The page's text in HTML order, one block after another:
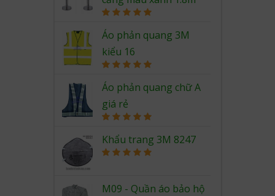
out of 5
Áo phản quang 3M
kiểu 16
out of 5
Áo phản quang chữ A
giá rẻ
out of 5
Khẩu trang 3M 8247
M09 - Quần áo bảo hộ